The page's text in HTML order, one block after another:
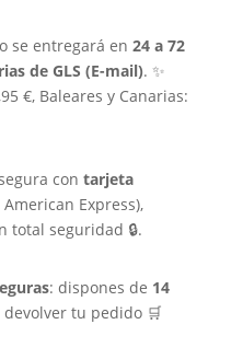
se entregará en 24 a 72
de GLS (E-mail). ✨
€, Baleares y Canarias:
con tarjeta
Express),
total seguridad 🔒.
: dispones de 14
tu pedido 🛒